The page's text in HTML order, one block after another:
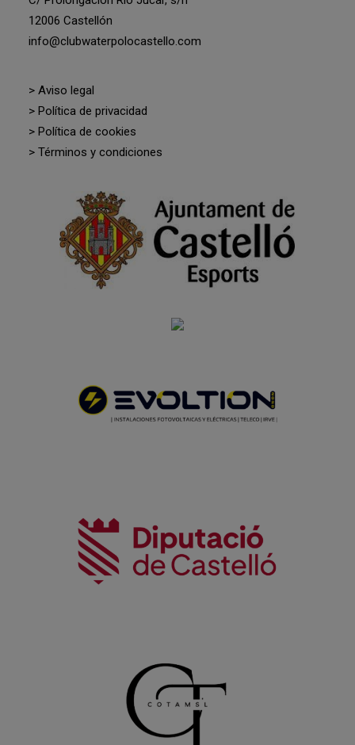
12006 Castellón
info@clubwaterpolocastello.com
> Aviso legal
> Política de privacidad
> Política de cookies
> Términos y condiciones